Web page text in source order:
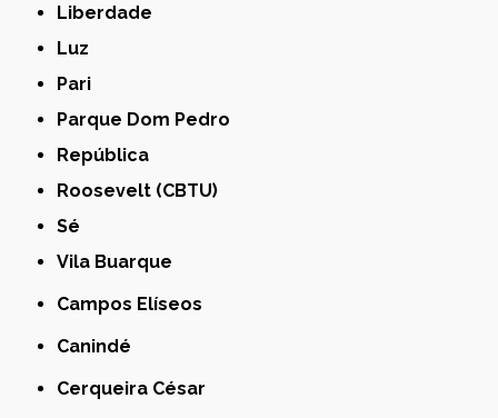
Liberdade
Luz
Pari
Parque Dom Pedro
República
Roosevelt (CBTU)
Sé
Vila Buarque
Campos Elíseos
Canindé
Cerqueira César